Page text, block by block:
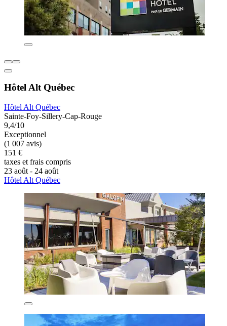
Hôtel Alt Québec
Hôtel Alt Québec
Sainte-Foy-Sillery-Cap-Rouge
9,4/10
Exceptionnel
(1 007 avis)
151 €
taxes et frais compris
23 août - 24 août
Hôtel Alt Québec